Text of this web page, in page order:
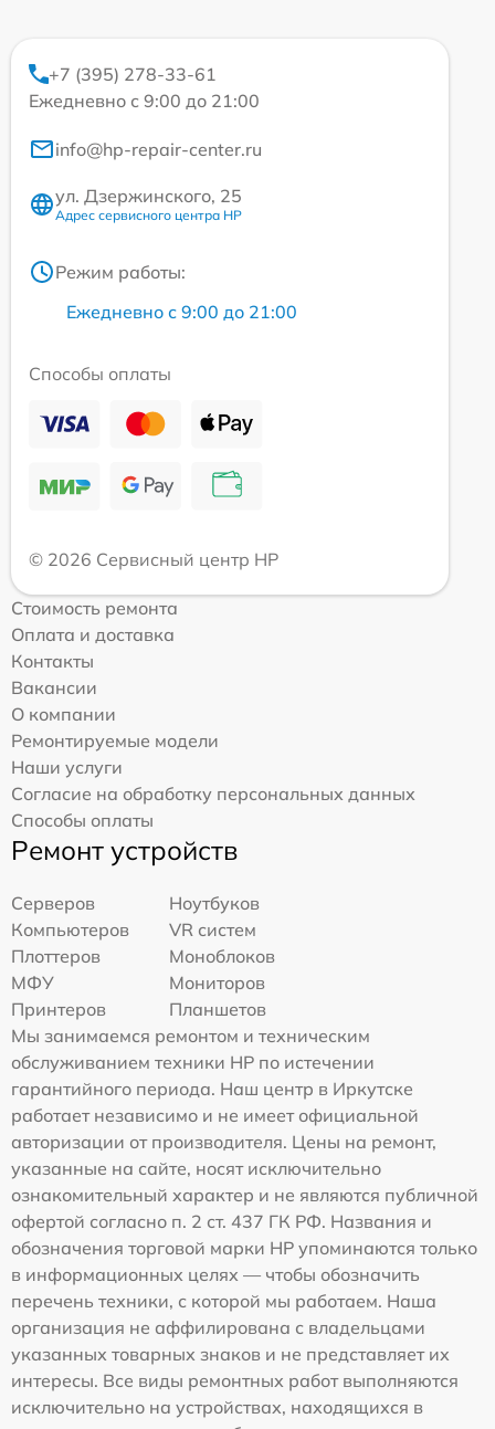
+7 (395) 278-33-61
Ежедневно с 9:00 до 21:00
info@hp-repair-center.ru
ул. Дзержинского, 25
Адрес сервисного центра HP
Режим работы:
Ежедневно с 9:00 до 21:00
Способы оплаты
© 2026 Сервисный центр HP
Стоимость ремонта
Оплата и доставка
Контакты
Вакансии
О компании
Ремонтируемые модели
Наши услуги
Согласие на обработку персональных данных
Способы оплаты
Ремонт устройств
Серверов
Ноутбуков
Компьютеров
VR систем
Плоттеров
Моноблоков
МФУ
Мониторов
Принтеров
Планшетов
Мы занимаемся ремонтом и техническим
обслуживанием техники HP по истечении
гарантийного периода. Наш центр в Иркутске
работает независимо и не имеет официальной
авторизации от производителя. Цены на ремонт,
указанные на сайте, носят исключительно
ознакомительный характер и не являются публичной
офертой согласно п. 2 ст. 437 ГК РФ. Названия и
обозначения торговой марки HP упоминаются только
в информационных целях — чтобы обозначить
перечень техники, с которой мы работаем. Наша
организация не аффилирована с владельцами
указанных товарных знаков и не представляет их
интересы. Все виды ремонтных работ выполняются
исключительно на устройствах, находящихся в